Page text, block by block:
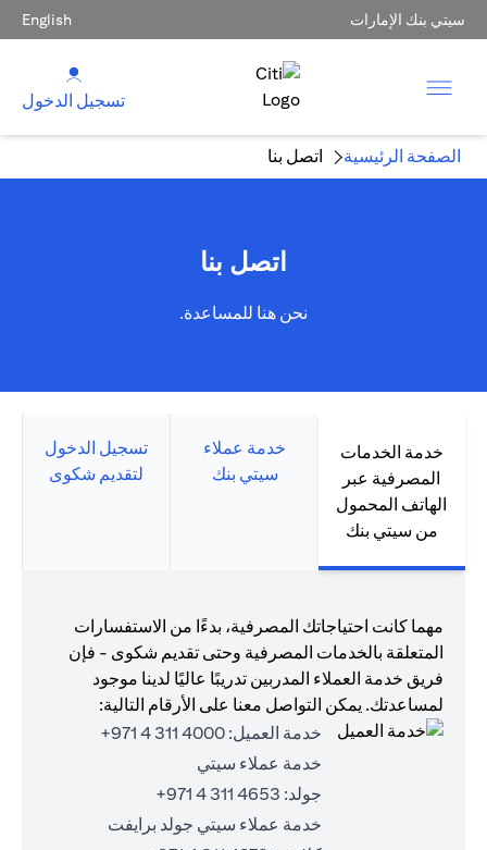
سيتي بنك الإمارات English
تسجيل الدخول
الصفحة الرئيسية اتصل بنا
اتصل بنا
نحن هنا للمساعدة.
خدمة الخدمات
المصرفية عبر
الهاتف المحمول
من سيتي بنك
خدمة عملاء
سيتي بنك
تسجيل الدخول
لتقديم شكوى
مهما كانت احتياجاتك المصرفية، بدءًا من الاستفسارات
المتعلقة بالخدمات المصرفية وحتى تقديم شكوى - فإن
فريق خدمة العملاء المدربين تدريبًا عاليًا لدينا موجود
لمساعدتك. يمكن التواصل معنا على الأرقام التالية:
خدمة العميل: 4000 311 4 971+
خدمة عملاء سيتي
جولد: 4653 311 4 971+
خدمة عملاء سيتي جولد برايفت